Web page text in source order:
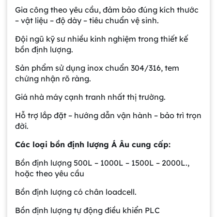
Gia công theo yêu cầu, đảm bảo đúng kích thước
– vật liệu – độ dày – tiêu chuẩn vệ sinh.
Đội ngũ kỹ sư nhiều kinh nghiệm trong thiết kế
bồn định lượng.
Sản phẩm sử dụng inox chuẩn 304/316, tem
chứng nhận rõ ràng.
Giá nhà máy cạnh tranh nhất thị trường.
Hỗ trợ lắp đặt – hướng dẫn vận hành – bảo trì trọn
đời.
Các loại bồn định lượng Á Âu cung cấp:
Bồn định lượng 500L – 1000L – 1500L – 2000L.,
hoặc theo yêu cầu
Bồn định lượng có chân loadcell.
Bồn định lượng tự động điều khiển PLC
Gia công bồn khuấy, silo chứa nguyên liệu
tại công ty Á Âu
Bồn khuấy công nghiệp là gì? Ứng dụng, cấu
tạo và cách chọn mua hiệu quả